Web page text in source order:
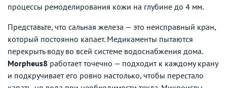
процессы ремоделирования кожи на глубине до 4 мм.
Представьте, что сальная железа — это неисправный кран,
который постоянно капает. Медикаменты пытаются
перекрыть воду во всей системе водоснабжения дома.
Morpheus8 работает точечно — подходит к каждому крану
и подкручивает его ровно настолько, чтобы перестало